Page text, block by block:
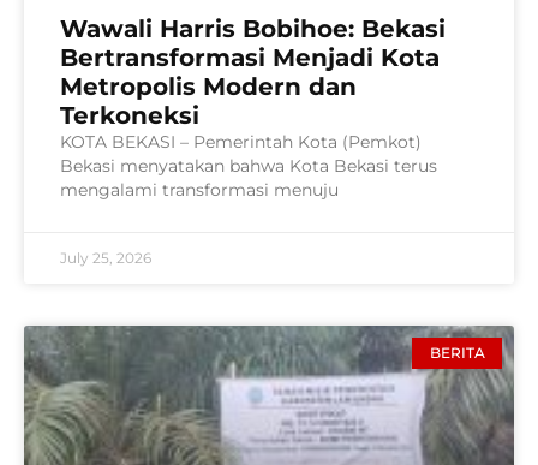
Wawali Harris Bobihoe: Bekasi
Bertransformasi Menjadi Kota
Metropolis Modern dan
Terkoneksi
KOTA BEKASI – Pemerintah Kota (Pemkot)
Bekasi menyatakan bahwa Kota Bekasi terus
mengalami transformasi menuju
July 25, 2026
BERITA